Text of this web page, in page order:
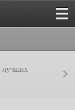
лучших